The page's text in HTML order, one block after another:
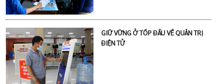
GIỮ VỮNG Ở TỐP ĐẦU VỀ QUẢN TRỊ
ĐIỆN TỬ